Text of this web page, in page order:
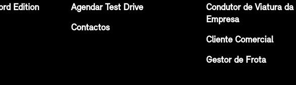
Edition Agendar Test Drive
Contactos
Condutor de Viatura da
Empresa
Cliente Comercial
Gestor de Frota